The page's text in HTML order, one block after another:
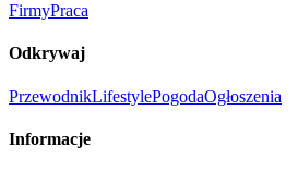
FirmyPraca
Odkrywaj
PrzewodnikLifestylePogodaOgłoszenia
Informacje